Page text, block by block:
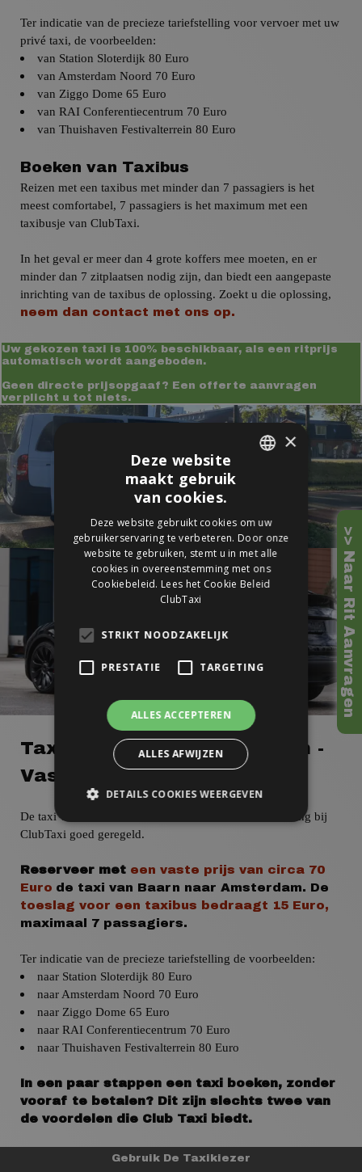
Ter indicatie van de precieze tariefstelling voor vervoer met uw
privé taxi, de voorbeelden:
van Station Sloterdijk 80 Euro
van Amsterdam Noord 70 Euro
van Ziggo Dome 65 Euro
van RAI Conferentiecentrum 70 Euro
van Thuishaven Festivalterrein 80 Euro
Boeken van Taxibus
Reizen met een taxibus met minder dan 7 passagiers is het
meest comfortabel, 7 passagiers is het maximum met een
taxibusje van ClubTaxi.
In het geval er meer dan 4 grote koffers mee moeten, en er
minder dan 7 zitplaatsen nodig zijn, dan biedt een aangepaste
inrichting van de taxibus de oplossing. Zoekt u die oplossing,
neem dan contact met ons op.
Uw gekozen taxi is 100% beschikbaar, als een ritprijs
automatisch wordt aangeboden.
Geen directe prijsopgaaf? Een offerte aanvragen
verplicht u tot niets.
Taxi Baarn Naar Amsterdam -
Vaste Prijs!
De taxi van Baarn naar Amsterdam
is met een reservering bij
ClubTaxi goed geregeld.
Reserveer met een vaste prijs van circa 70
Euro de taxi van Baarn naar Amsterdam. De
toeslag voor een taxibus
bedraagt 15 Euro,
maximaal 7 passagiers.
Ter indicatie van de precieze tariefstelling de voorbeelden:
naar Station Sloterdijk 80 Euro
naar Amsterdam Noord 70 Euro
naar Ziggo Dome 65 Euro
naar RAI Conferentiecentrum 70 Euro
naar Thuishaven Festivalterrein 80 Euro
In een paar stappen een taxi boeken, zonder
vooraf te betalen? Dit zijn slechts twee van
de voordelen die Club Taxi biedt.
Gebruik De Taxikiezer
>> Naar Rit Aanvragen
×
Deze website
maakt gebruik
van cookies.
Deze website gebruikt cookies om uw
gebruikerservaring te verbeteren. Door onze
website te gebruiken, stemt u in met alle
cookies in overeenstemming met ons
Cookiebeleid. Lees het Cookie Beleid
ClubTaxi
STRIKT NOODZAKELIJK
PRESTATIE TARGETING
ALLES ACCEPTEREN
ALLES AFWIJZEN
DETAILS COOKIES WEERGEVEN